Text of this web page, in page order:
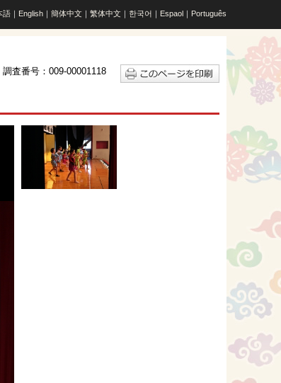
語 ｜ English ｜ 簡体中文 ｜ 繁体中文 ｜ 한국어 ｜ Espaol ｜ Português
調査番号：009-00001118